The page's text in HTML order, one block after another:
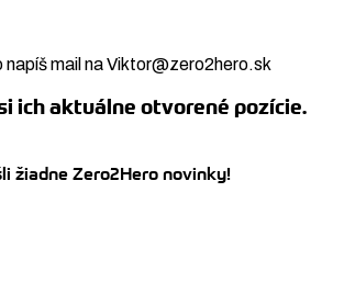
mail na Viktor@zero2hero.sk
ich aktuálne otvorené pozície.
žiadne Zero2Hero novinky!